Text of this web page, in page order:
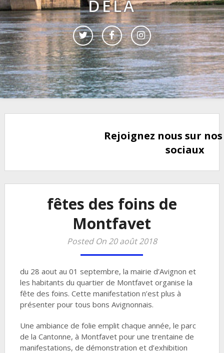
DELÀ
Rejoignez nous sur
sociaux
fêtes des foins de
Montfavet
Posted On 20 août 2018
du 28 aout au 01 septembre, la mairie d’Avignon et
les habitants du quartier de Montfavet organise la
fête des foins. Cette manifestation n’est plus à
présenter pour tous bons Avignonnais.
Une ambiance de folie emplit chaque année, le parc
de la Cantonne, à Montfavet pour une trentaine de
manifestations, de démonstration et d’exhibition